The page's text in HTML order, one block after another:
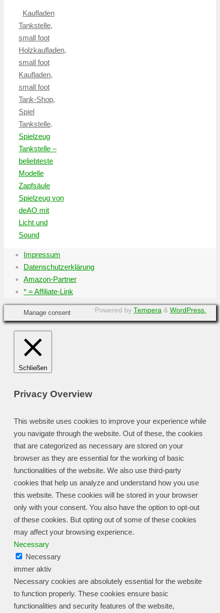
Kaufladen
Tankstelle,
small foot
Holzkaufladen,
small foot
Kaufladen,
small foot
Tank-Shop,
Spiel
Tankstelle.
Spielzeug
Tankstelle –
beliebteste
Modelle
Zapfsäule
Spielzeug von
deAO mit
Licht und
Sound
Impressum
Datenschutzerklärung
Amazon-Partner
* = Affiliate-Link
Powered by Tempera & WordPress.
Manage consent
Schließen
Privacy Overview
This website uses cookies to improve your experience while
you navigate through the website. Out of these, the cookies
that are categorized as necessary are stored on your
browser as they are essential for the working of basic
functionalities of the website. We also use third-party
cookies that help us analyze and understand how you use
this website. These cookies will be stored in your browser
only with your consent. You also have the option to opt-out
of these cookies. But opting out of some of these cookies
may affect your browsing experience.
Necessary
Necessary
immer aktiv
Necessary cookies are absolutely essential for the website
to function properly. These cookies ensure basic
functionalities and security features of the website,